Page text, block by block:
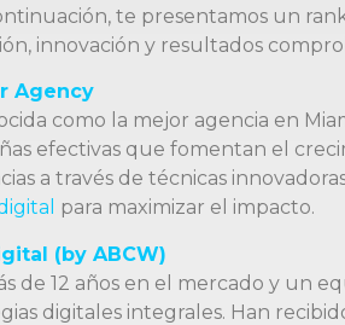
te presentamos un
innovación y resultados
Agency
como la mejor agencia en
efectivas que fomentan el
a través de técnicas
para maximizar el impacto.
(by ABCW)
de 12 años en el mercado y un
digitales integrales. Han